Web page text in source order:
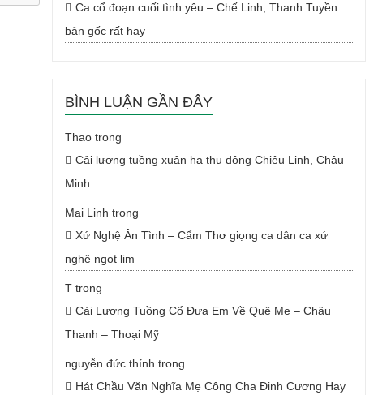
Ca cổ đoạn cuối tình yêu – Chế Linh, Thanh Tuyền
bản gốc rất hay
BÌNH LUẬN GẦN ĐÂY
Thaotrong
Cải lương tuồng xuân hạ thu đông Chiêu Linh, Châu
Minh
Mai Linh trong
Xứ Nghệ Ân Tình – Cẩm Thơ giọng ca dân ca xứ
nghệ ngọt lịm
Ttrong
Cải Lương Tuồng Cổ Đưa Em Về Quê Mẹ – Châu
Thanh – Thoại Mỹ
nguyễn đức thính trong
Hát Chầu Văn Nghĩa Mẹ Công Cha Đinh Cương Hay